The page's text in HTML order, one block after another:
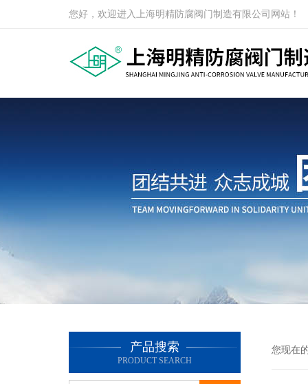
您好，欢迎进入上海明精防腐阀门制造有限公司网站！
产品搜索
PRODUCT SEARCH
您现在